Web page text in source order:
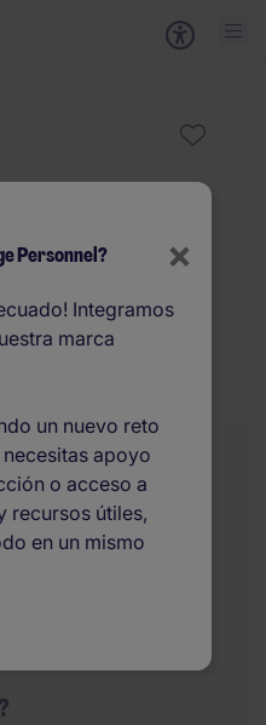
ofertas
×
Personnel?
Integramos
marca
un nuevo reto
apoyo
o acceso a
recursos útiles,
en un mismo